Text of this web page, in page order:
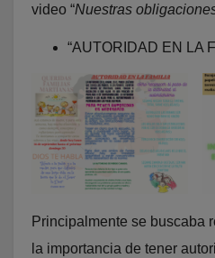
video “Nuestras
“AUTORIDAD EN LA
Principalmente se buscaba
la importancia de tener